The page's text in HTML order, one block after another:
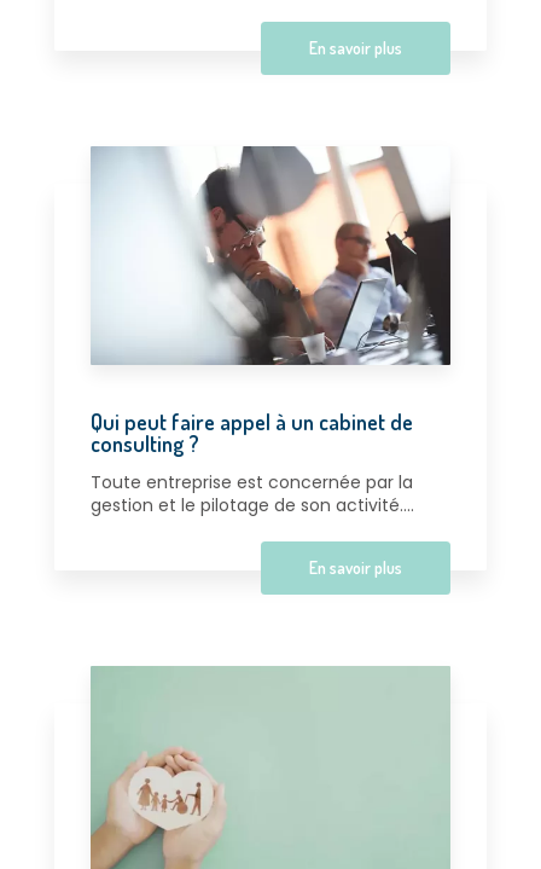
En savoir plus
Qui peut faire appel à un cabinet de
consulting ?
Toute entreprise est concernée par la
gestion et le pilotage de son activité....
En savoir plus